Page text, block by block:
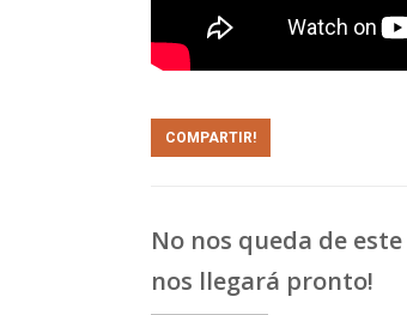
COMPARTIR!
No nos queda de
nos llegará pronto!